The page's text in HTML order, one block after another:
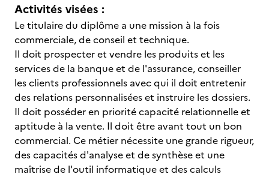
Activités visées :
Le titulaire du diplôme a une mission à la fois
commerciale, de conseil et technique.
Il doit prospecter et vendre les produits et les
services de la banque et de l'assurance, conseiller
les clients professionnels avec qui il doit entretenir
des relations personnalisées et instruire les dossiers.
Il doit posséder en priorité capacité relationnelle et
aptitude à la vente. Il doit être avant tout un bon
commercial. Ce métier nécessite une grande rigueur,
des capacités d'analyse et de synthèse et une
maîtrise de l'outil informatique et des calculs